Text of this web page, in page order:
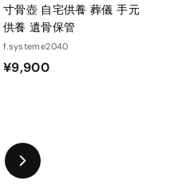
寸骨壺 自宅供養 葬儀 手元
供養 遺骨保管
f.systeme2040
¥9,900¥
次
の